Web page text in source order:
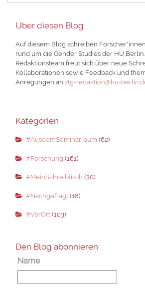
Über diesen Blog
Auf diesem Blog schreiben
rund um die Gender Studies der HU
Redaktionsteam freut sich über neue
Kollaborationen sowie Feedback und
Anregungen anztg-redaktion@hu-
Kategorien
#AusdemSeminarraum (62)
#Forschung (161)
#MeinSchreibtisch (30)
#Nachgefragt(18)
#VorOrt(103)
Den Blog abonnieren
Name